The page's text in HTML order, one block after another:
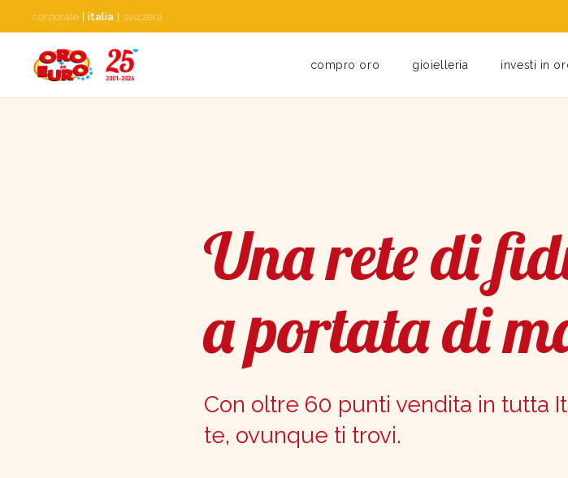
corporate italia svizzera
compro oro gioielleria investi in
Una rete di
a portata di
Con oltre 60 punti vendita in tutta
te, ovunque ti trovi.